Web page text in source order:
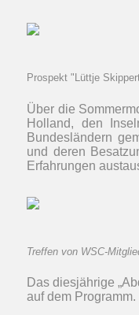
Prospekt "Lüttje
Über die
Holland, den
Bundesländern
und deren
Erfahrungen
Treffen von WSC-
Das diesjährige
auf dem Programm.